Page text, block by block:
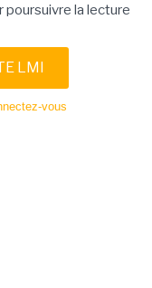
la lecture
LMI
vous